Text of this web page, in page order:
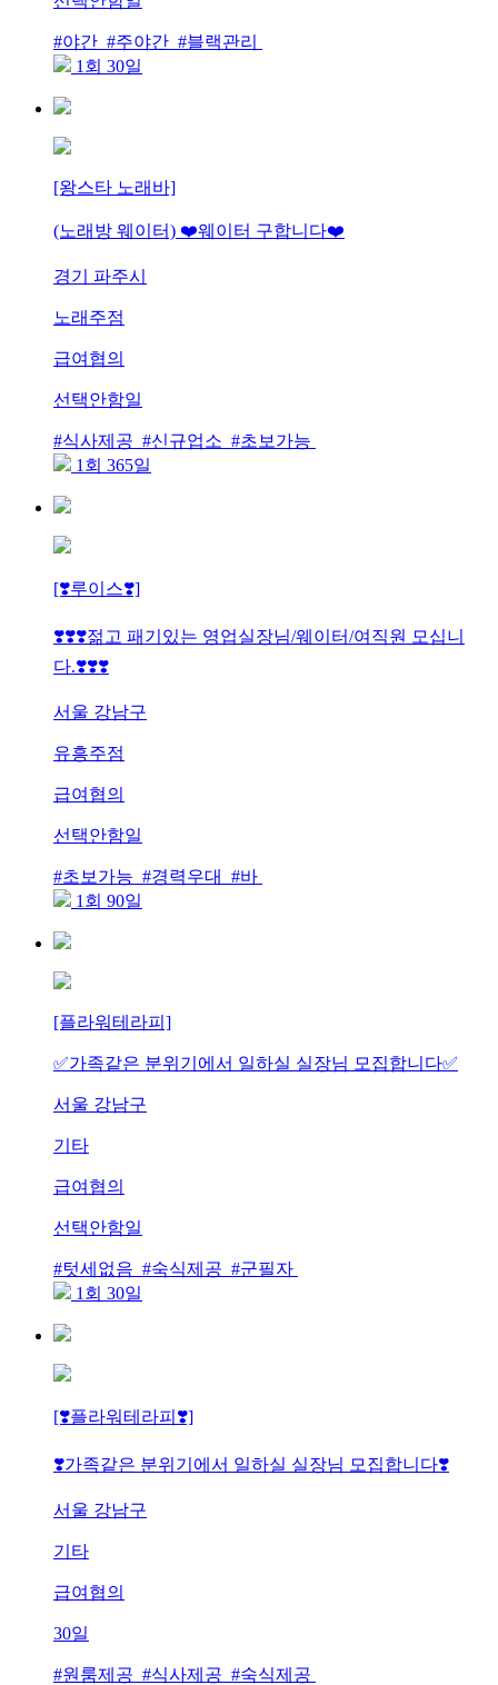
#야간 #주야간 #블랙관리
1회 30일
[왕스타 노래바]
(노래방 웨이터) ❤️웨이터 구합니다❤️
경기 파주시
노래주점
급여협의
선택안함일
#식사제공 #신규업소 #초보가능
1회 365일
[❣️루이스❣️]
❣️❣️❣️젊고 패기있는 영업실장님/웨이터/여직원 모십니
다.❣️❣️❣️
서울 강남구
유흥주점
급여협의
선택안함일
#초보가능 #경력우대 #바
1회 90일
[플라워테라피]
✅가족같은 분위기에서 일하실 실장님 모집합니다✅
서울 강남구
기타
급여협의
선택안함일
#텃세없음 #숙식제공 #군필자
1회 30일
[❣️플라워테라피❣️]
❣️가족같은 분위기에서 일하실 실장님 모집합니다❣️
서울 강남구
기타
급여협의
30일
#원룸제공 #식사제공 #숙식제공